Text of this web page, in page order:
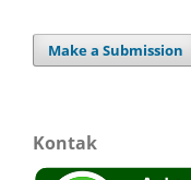
Make a Submission
Kontak